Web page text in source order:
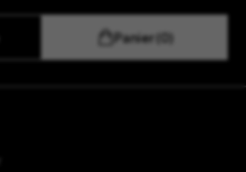
Panier (0)